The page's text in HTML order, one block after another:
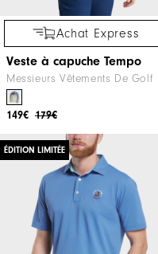
Achat Express
Veste à capuche Tempo
Messieurs Vêtements De Golf
179€
149€
ÉDITION LIMITÉE